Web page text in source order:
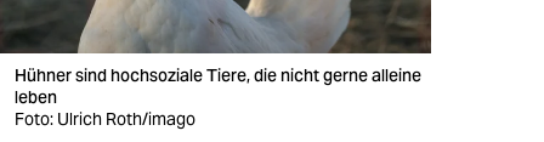
shop
fragen & hilfe
unterstützen
Hühner sind hochsoziale Tiere, die nicht gerne alleine
leben
Foto: Ulrich Roth/imago